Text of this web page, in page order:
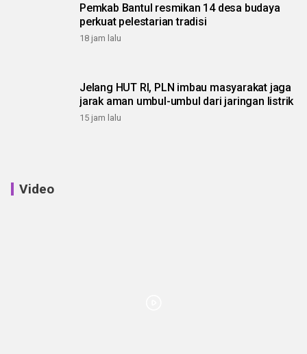
Pemkab Bantul resmikan 14 desa budaya
perkuat pelestarian tradisi
18 jam lalu
Jelang HUT RI, PLN imbau masyarakat jaga
jarak aman umbul-umbul dari jaringan listrik
15 jam lalu
Video